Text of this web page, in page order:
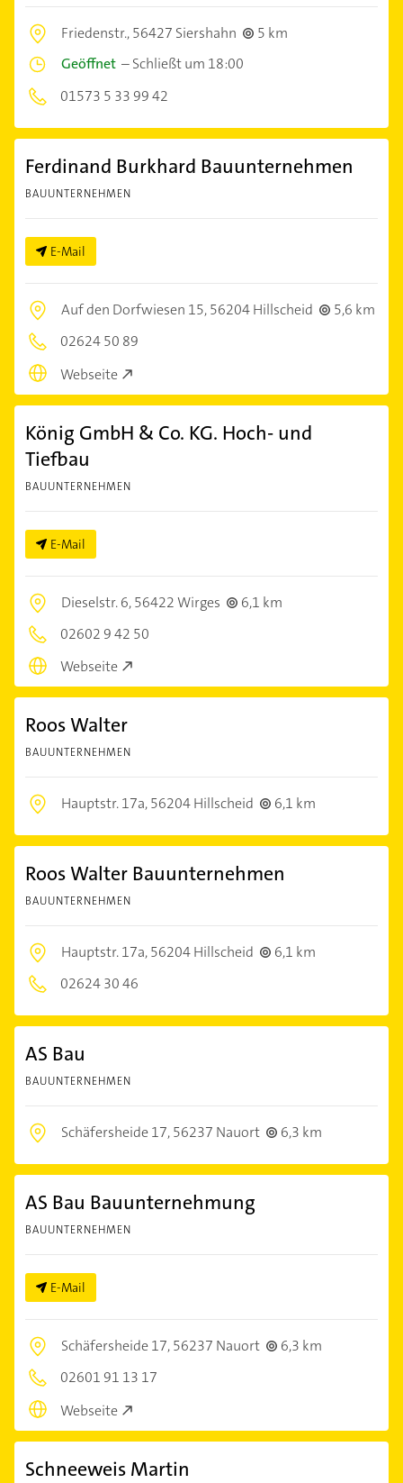
Friedenstr.,56427 Siershahn
5 km
Geöffnet –Schließt um 18:00
01573 5 33 99 42
Ferdinand Burkhard Bauunternehmen
BAUUNTERNEHMEN
E-Mail
Auf den Dorfwiesen 15,56204 Hillscheid
5,6 km
02624 50 89
Webseite
König GmbH & Co. KG. Hoch- und
Tiefbau
BAUUNTERNEHMEN
E-Mail
Dieselstr. 6,56422 Wirges
6,1 km
02602 9 42 50
Webseite
Roos Walter
BAUUNTERNEHMEN
Hauptstr. 17a,56204 Hillscheid 6,1 km
Roos Walter Bauunternehmen
BAUUNTERNEHMEN
Hauptstr. 17a,56204 Hillscheid
6,1 km
02624 30 46
AS Bau
BAUUNTERNEHMEN
Schäfersheide 17,56237 Nauort 6,3 km
AS Bau Bauunternehmung
BAUUNTERNEHMEN
E-Mail
Schäfersheide 17,56237 Nauort
6,3 km
02601 91 13 17
Webseite
Schneeweis Martin